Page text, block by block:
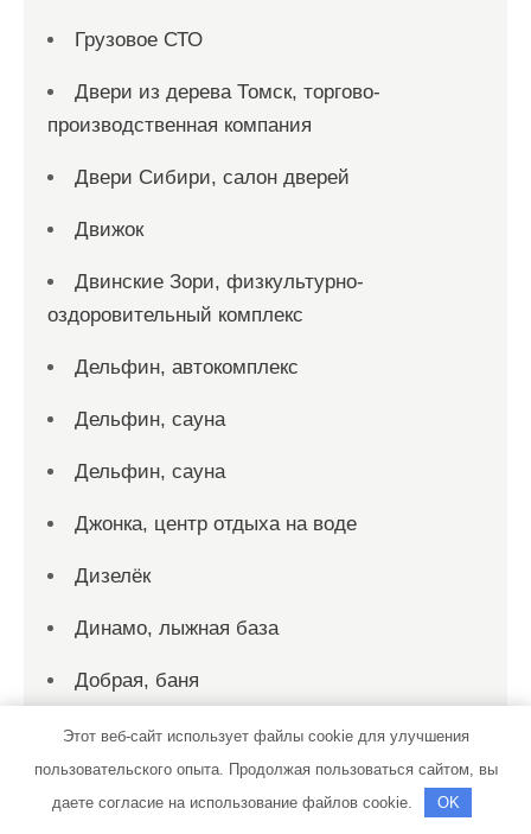
Грузовое СТО
Двери из дерева Томск, торгово-
производственная компания
Двери Сибири, салон дверей
Движок
Двинские Зори, физкультурно-
оздоровительный комплекс
Дельфин, автокомплекс
Дельфин, сауна
Дельфин, сауна
Джонка, центр отдыха на воде
Дизелёк
Динамо, лыжная база
Добрая, баня
ДОСААФ
Этот веб-сайт использует файлы cookie для улучшения
пользовательского опыта. Продолжая пользоваться сайтом, вы
даете согласие на использование файлов cookie.
OK